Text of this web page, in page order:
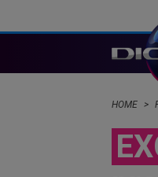
HOME